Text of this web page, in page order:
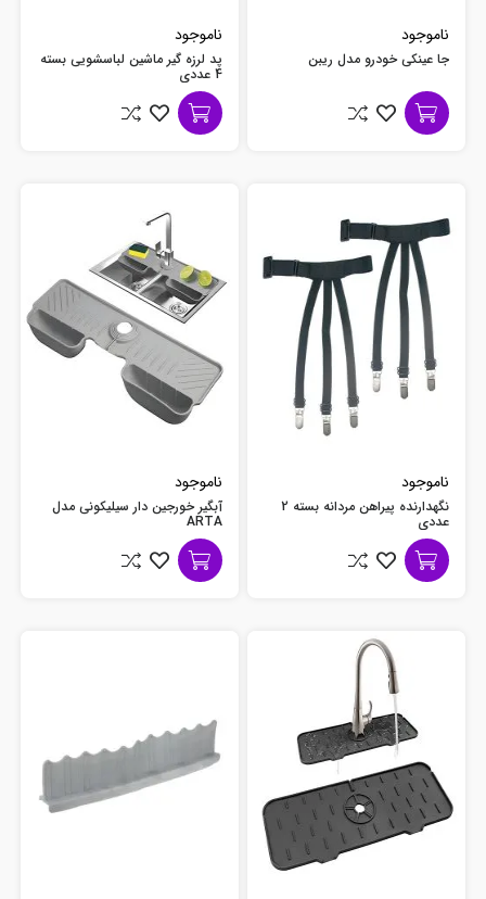
ناموجود
جا عینکی خودرو مدل ریبن
ناموجود
پد لرزه گیر ماشین لباسشویی بسته
4 عددی
ناموجود
نگهدارنده پیراهن مردانه بسته 2
عددی
ناموجود
آبگیر خورجین دار سیلیکونی مدل
ARTA